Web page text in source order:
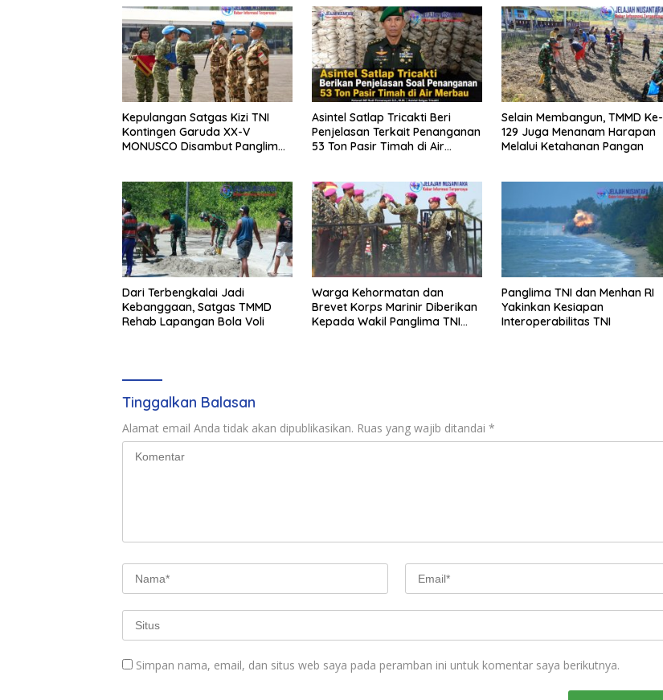
Kepulangan Satgas Kizi TNI
Kontingen Garuda XX-V
MONUSCO Disambut Panglima
Asintel Satlap Tricakti Beri
Penjelasan Terkait Penanganan
53 Ton Pasir Timah di Air
Selain Membangun, TMMD Ke-
129 Juga Menanam Harapan
Melalui Ketahanan Pangan
Dari Terbengkalai Jadi
Kebanggaan, Satgas TMMD
Rehab Lapangan Bola Voli
Warga Kehormatan dan
Brevet Korps Marinir Diberikan
Kepada Wakil Panglima TNI
Panglima TNI dan Menhan RI
Yakinkan Kesiapan
Interoperabilitas TNI
Tinggalkan Balasan
Alamat email Anda tidak akan dipublikasikan. Ruas yang wajib ditandai *
Simpan nama, email, dan situs web saya pada peramban ini untuk komentar saya berikutnya.